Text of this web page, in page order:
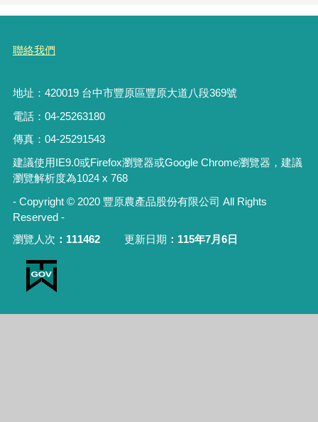
聯絡我們
地址：420019 台中市豐原區豐原大道八段369號
電話：04-25263180
傳真：04-25291543
建議使用IE9.0或Firefox瀏覽器或Google Chrome瀏覽器，建議
瀏覽解析度為1024 x 768
- Copyright © 2020 豐原農產品股份有限公司 All Rights
Reserved -
瀏覽人次
111462 更新日期 115年7月6日